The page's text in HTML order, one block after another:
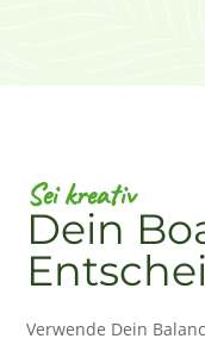
Sei kreativ
Dein
Verwende Dein